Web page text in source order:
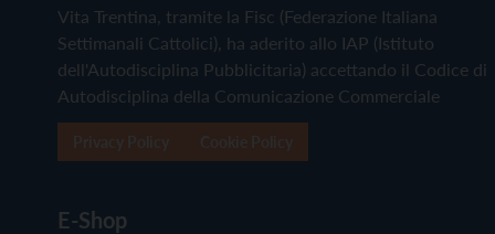
Vita Trentina, tramite la Fisc (Federazione Italiana
Settimanali Cattolici), ha aderito allo IAP (Istituto
dell'Autodisciplina Pubblicitaria) accettando il Codice di
Autodisciplina della Comunicazione Commerciale
E-Shop